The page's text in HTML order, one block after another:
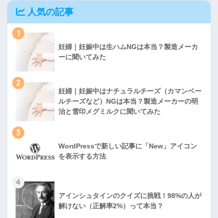
人気の記事
1
妊婦｜妊娠中は生ハムNGは本当？製造メーカ
ーに聞いてみた
2
妊婦｜妊娠中はナチュラルチーズ（カマンベー
ルチーズなど）NGは本当？製造メーカーの明
治と雪印メグミルクに聞いてみた
3
WordPressで新しい記事に「New」アイコン
を表示する方法
4
アインシュタインのクイズに挑戦！98%の人が
解けない（正解率2%）って本当？